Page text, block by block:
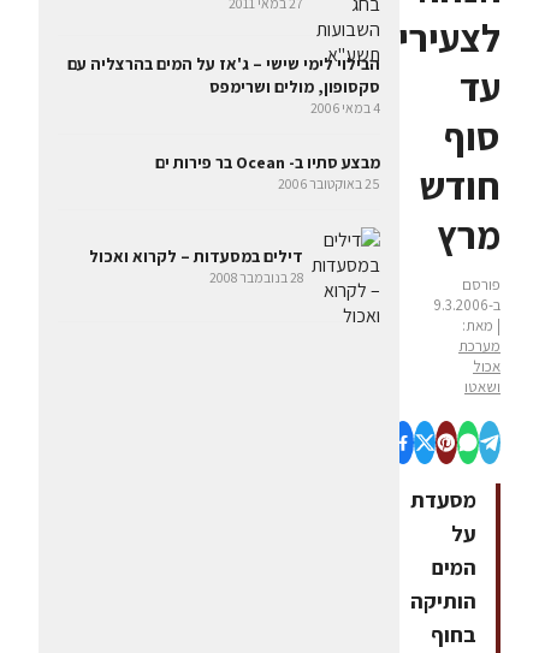
לצעירים
עד
סוף
חודש
מרץ
פורסם
ב-9.3.2006
| מאת:
מערכת
אכול
ושאטו
מסעדת
על
המים
הותיקה
בחוף
הבילוי לימי שישי – ג'אז על המים בהרצליה עם
סקסופון, מולים ושרימפס
4 במאי 2006
מבצע סתיו ב- Ocean בר פירות ים
25 באוקטובר 2006
דילים במסעדות – לקרוא ואכול
28 בנובמבר 2008